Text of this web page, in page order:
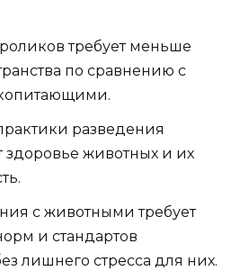
требует меньше
по сравнению с
разведения
здоровье животных и их
с животными требует
и стандартов
лишнего стресса для них.